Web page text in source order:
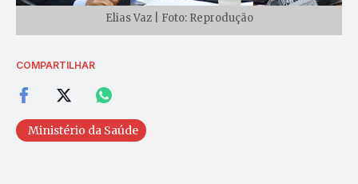
Elias Vaz | Foto: Reprodução
COMPARTILHAR
Ministério da Saúde